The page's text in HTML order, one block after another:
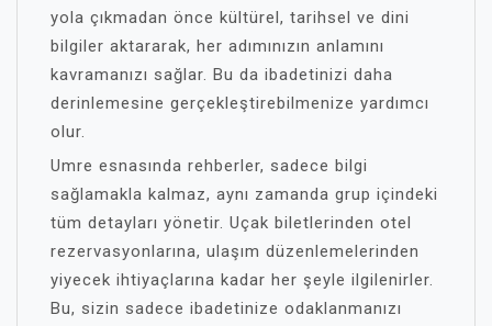
yola çıkmadan önce kültürel, tarihsel ve dini
bilgiler aktararak, her adımınızın anlamını
kavramanızı sağlar. Bu da ibadetinizi daha
derinlemesine gerçekleştirebilmenize yardımcı
olur.
Umre esnasında rehberler, sadece bilgi
sağlamakla kalmaz, aynı zamanda grup içindeki
tüm detayları yönetir. Uçak biletlerinden otel
rezervasyonlarına, ulaşım düzenlemelerinden
yiyecek ihtiyaçlarına kadar her şeyle ilgilenirler.
Bu, sizin sadece ibadetinize odaklanmanızı